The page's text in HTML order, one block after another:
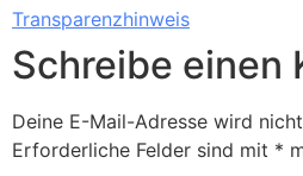
Transparenzhinweis
Schreibe einen
Deine E-Mail-Adresse wird
Erforderliche Felder sind mit *